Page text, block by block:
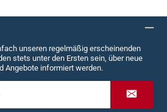
unseren regelmäßig erscheinenden
stets unter den Ersten sein, über neue
Angebote informiert werden.